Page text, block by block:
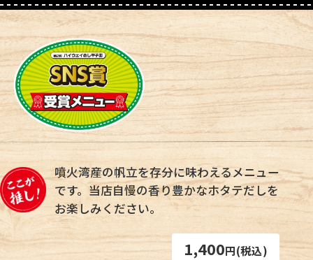
噴火湾産の帆立を存分に味わえるメニュー
です。当店自慢の香り豊かなホタテだしを
お楽しみください。
1,400円(税込)